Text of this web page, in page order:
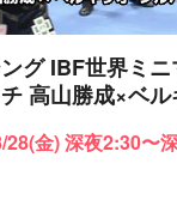
グ IBF世界ミニ
高山勝成×ベ
2013年12月）
28(金) 深夜2:30〜